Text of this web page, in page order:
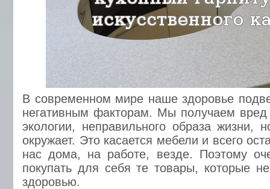
В современном мире наше здоровье
негативным факторам. Мы получаем вред
экологии, неправильного образа жизни,
окружает. Это касается мебели и всего
нас дома, на работе, везде. Поэтому
покупать для себя те товары, которые
здоровью.